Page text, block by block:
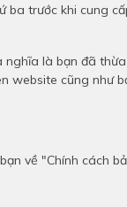
trước khi cung
là bạn đã
cũng
về "Chính cách